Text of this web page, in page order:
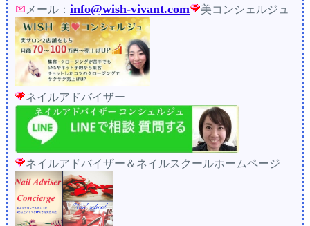
メール： info@wish-vivant.com 美コンシェルジュ
ネイルアドバイザー
ネイルアドバイザー＆ネイルスクールホームページ